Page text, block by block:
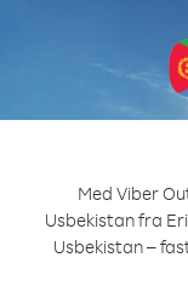
Med Viber
Usbekistan fra
Usbekistan –